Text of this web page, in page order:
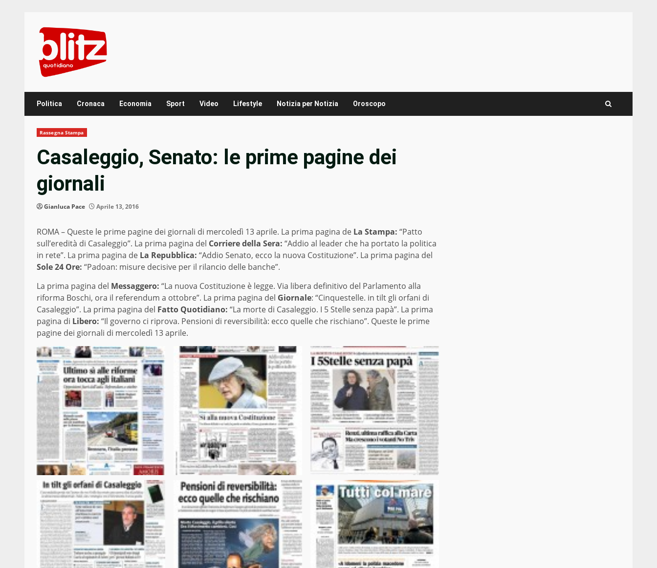
content
Politica Cronaca Economia Sport Video Lifestyle Notizia per Notizia Oroscopo
Rassegna Stampa
Casaleggio, Senato: le prime pagine dei
giornali
Gianluca Pace Aprile 13, 2016
ROMA – Queste le prime pagine dei giornali di mercoledì 13 aprile. La prima pagina de La Stampa: “Patto
sull’eredità di Casaleggio”. La prima pagina del Corriere della Sera: “Addio al leader che ha portato la politica
in rete”. La prima pagina de La Repubblica: “Addio Senato, ecco la nuova Costituzione”. La prima pagina del
Sole 24 Ore: “Padoan: misure decisive per il rilancio delle banche”.
La prima pagina del Messaggero: “La nuova Costituzione è legge. Via libera definitivo del Parlamento alla
riforma Boschi, ora il referendum a ottobre”. La prima pagina del Giornale: “Cinquestelle. in tilt gli orfani di
Casaleggio”. La prima pagina del Fatto Quotidiano: “La morte di Casaleggio. I 5 Stelle senza papà”. La prima
pagina di Libero: “Il governo ci riprova. Pensioni di reversibilità: ecco quelle che rischiano”. Queste le prime
pagine dei giornali di mercoledì 13 aprile.